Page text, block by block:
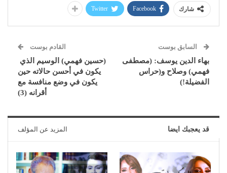
شارك Facebook
Twitter
السابق بوست
بهاء الدين يوسف: (مصطفى
فهمي) وصلاح و(حراس
الفضيلة!)
القادم بوست
(حسين فهمي) الوسيم الذي
يكون في أحسن حالاته حين
يكون في وضع منافسة مع
أقرانه (3)
قد يعجبك ايضا المزيد عن المؤلف